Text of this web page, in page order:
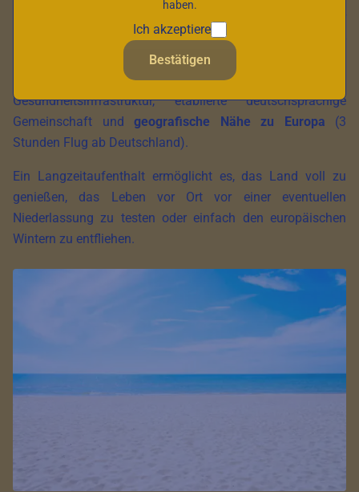
deutschsprachige Seniorenentwickelt, die ihre Mittelmeer-
Aufenthalte verlängern möchten: ganzjährig mildes Klima,
attraktive Lebenshaltungskosten, moderne
Gesundheitsinfrastruktur, etablierte deutschsprachige
Gemeinschaft und geografische Nähe zu Europa (3
Stunden Flug ab Deutschland).
Ein Langzeitaufenthalt ermöglicht es, das Land voll zu
genießen, das Leben vor Ort vor einer eventuellen
Niederlassung zu testen oder einfach den europäischen
Wintern zu entfliehen.
haben.
Ich akzeptiere
Bestätigen